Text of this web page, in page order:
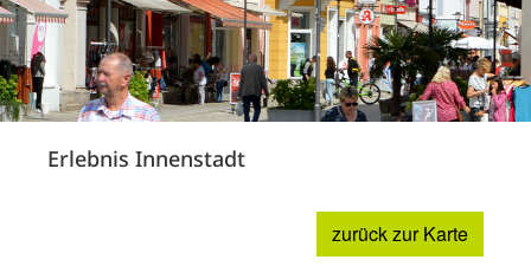
Erlebnis Innenstadt
zurück zur Karte